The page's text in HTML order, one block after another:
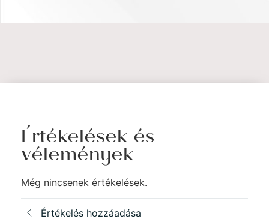
Értékelések és
vélemények
Még nincsenek értékelések.
Értékelés hozzáadása